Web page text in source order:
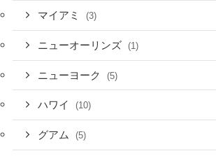
マイアミ (3)
ニューオーリンズ (1)
ニューヨーク (5)
ハワイ (10)
グアム (5)